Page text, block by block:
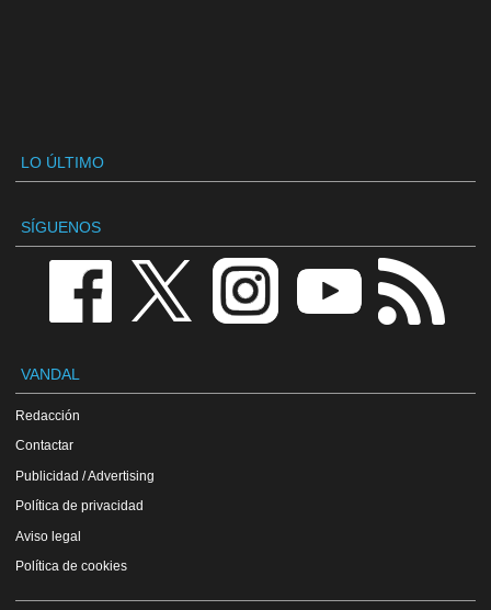
LO ÚLTIMO
SÍGUENOS
VANDAL
Redacción
Contactar
Publicidad / Advertising
Política de privacidad
Aviso legal
Política de cookies